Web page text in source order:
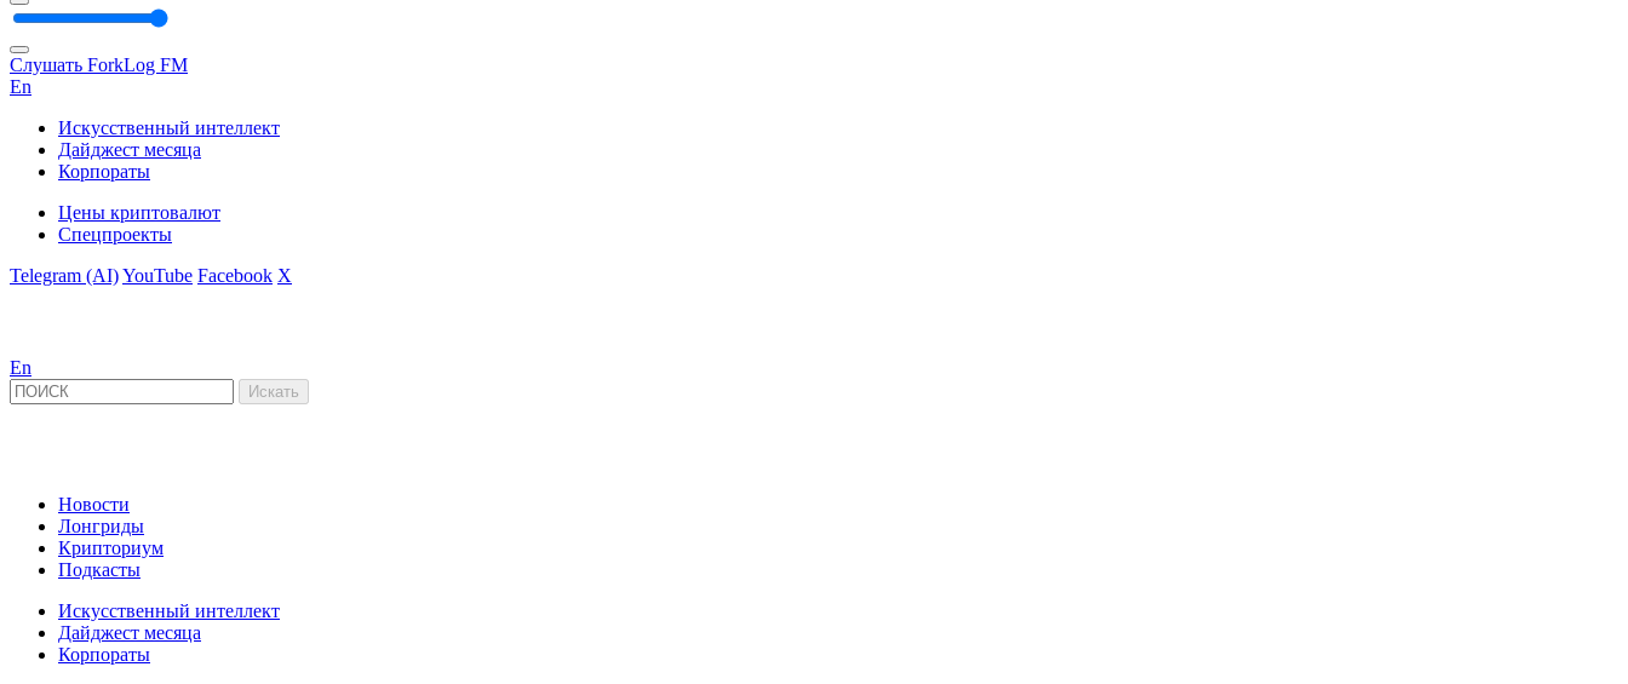
Слушать ForkLog FM
En
Искусственный интеллект
Дайджест месяца
Корпораты
Цены криптовалют
Спецпроекты
Telegram (AI)YouTube Facebook X
En
Новости
Лонгриды
Крипториум
Подкасты
Искусственный интеллект
Дайджест месяца
Корпораты